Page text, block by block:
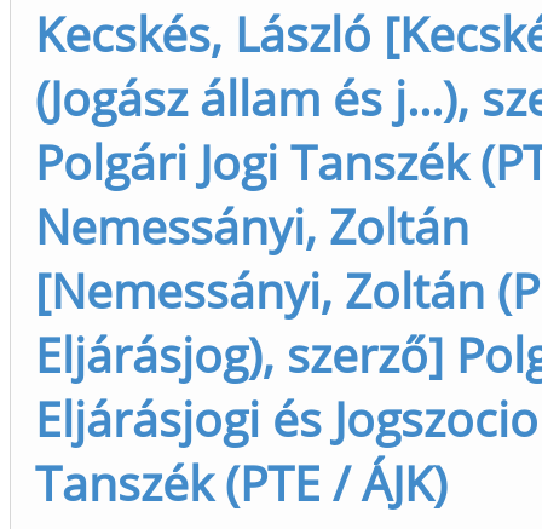
Kecskés, László
(Jogász állam és j...),
Polgári Jogi Tanszék
Nemessányi, Zoltán
[Nemessányi, Zoltán
Eljárásjog), szerző]
Eljárásjogi és
Tanszék (PTE / ÁJK)